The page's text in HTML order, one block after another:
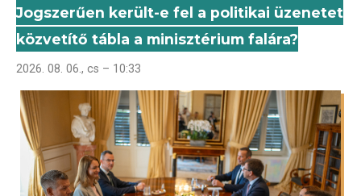
Jogszerűen került-e fel a politikai üzenetet
közvetítő tábla a minisztérium falára?
2026. 08. 06., cs – 10:33